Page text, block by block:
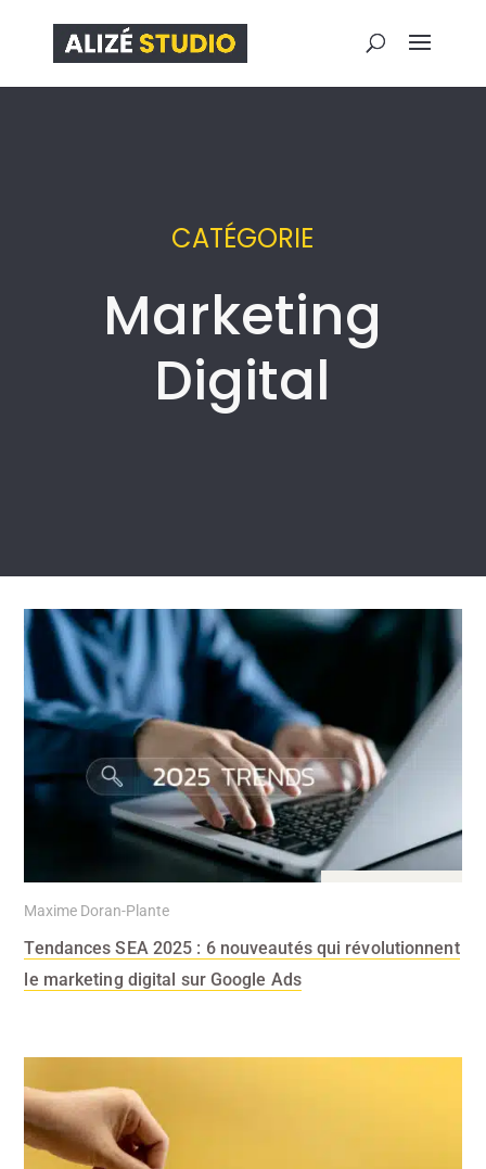
CATÉGORIE
Marketing
Digital
Maxime Doran-Plante
Tendances SEA 2025 : 6 nouveautés qui révolutionnent
le marketing digital sur Google Ads